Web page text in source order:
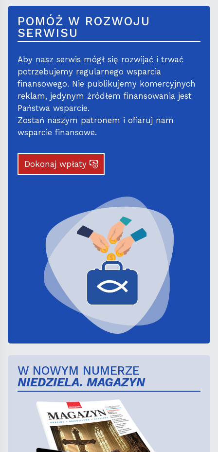
POMÓŻ W ROZWOJU
SERWISU
Aby nasz serwis mógł się rozwijać i trwać
potrzebujemy regularnego wsparcia
finansowego. Nie publikujemy komercyjnych
reklam, jedynym źródłem finansowania jest
Państwa wsparcie.
Zostań naszym patronem i ofiaruj nam
wsparcie finansowe.
Dokonaj wpłaty
W NOWYM NUMERZE
NIEDZIELA. MAGAZYN